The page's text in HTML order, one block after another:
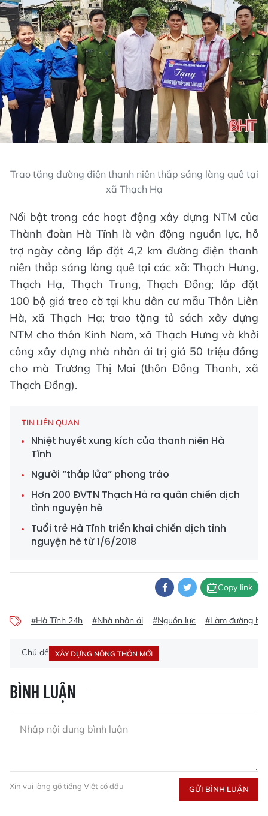
Trao tặng đường điện thanh niên thắp sáng làng quê tại
xã Thạch Hạ
Nổi bật trong các hoạt động xây dựng NTM của
Thành đoàn Hà Tĩnh là vận động nguồn lực, hỗ
trợ ngày công lắp đặt 4,2 km đường điện thanh
niên thắp sáng làng quê tại các xã: Thạch Hưng,
Thạch Hạ, Thạch Trung, Thạch Đồng; lắp đặt
100 bộ giá treo cờ tại khu dân cư mẫu Thôn Liên
Hà, xã Thạch Hạ; trao tặng tủ sách xây dựng
NTM cho thôn Kinh Nam, xã Thạch Hưng và khởi
công xây dựng nhà nhân ái trị giá 50 triệu đồng
cho mà Trương Thị Mai (thôn Đồng Thanh, xã
Thạch Đồng).
TIN LIÊN QUAN
Nhiệt huyết xung kích của thanh niên Hà
Tĩnh
Người “thắp lửa” phong trào
Hơn 200 ĐVTN Thạch Hà ra quân chiến dịch
tình nguyện hè
Tuổi trẻ Hà Tĩnh triển khai chiến dịch tình
nguyện hè từ 1/6/2018
Copy link
#Hà Tĩnh 24h #Nhà nhân ái #Nguồn lực #Làm đường bê
Chủ đề XÂY DỰNG NÔNG THÔN MỚI
BÌNH LUẬN
Xin vui lòng gõ tiếng Việt có dấu GỬI BÌNH LUẬN